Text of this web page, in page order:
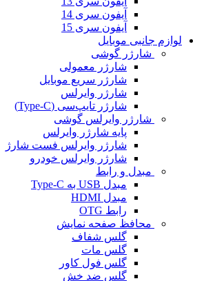
آیفون سری 14
آیفون سری 15
لوازم جانبی موبایل
شارژر گوشی
شارژر معمولی
شارژر سریع موبایل
شارژر وایرلس
شارژر تایپ‌سی (Type-C)
شارژر وایرلس گوشی
پایه شارژر وایرلس
شارژر وایرلس فست شارژ
شارژر وایرلس خودرو
مبدل و رابط
مبدل USB به Type-C
مبدل HDMI
رابط OTG
محافظ صفحه نمایش
گلس شفاف
گلس مات
گلس فول کاور
گلس ضد خش